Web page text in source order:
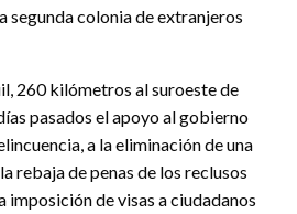
segunda colonia de extranjeros
260 kilómetros al suroeste de
pasados el apoyo al gobierno
a la eliminación de una
rebaja de penas de los reclusos
imposición de visas a ciudadanos